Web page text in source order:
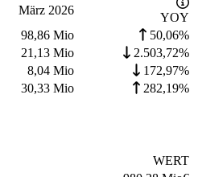
März 2026
YOY
98,86 Mio
50,06%
21,13 Mio
2.503,72%
8,04 Mio
172,97%
30,33 Mio 282,19%
WERT